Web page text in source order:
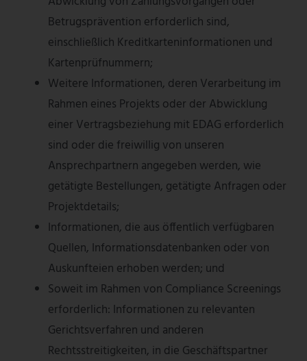
Betrugsprävention erforderlich sind,
einschließlich Kreditkarteninformationen und
Kartenprüfnummern;
Weitere Informationen, deren Verarbeitung im
Rahmen eines Projekts oder der Abwicklung
einer Vertragsbeziehung mit EDAG erforderlich
sind oder die freiwillig von unseren
Ansprechpartnern angegeben werden, wie
getätigte Bestellungen, getätigte Anfragen oder
Projektdetails;
Informationen, die aus öffentlich verfügbaren
Quellen, Informationsdatenbanken oder von
Auskunfteien erhoben werden; und
Soweit im Rahmen von Compliance Screenings
erforderlich: Informationen zu relevanten
Gerichtsverfahren und anderen
Rechtsstreitigkeiten, in die Geschäftspartner